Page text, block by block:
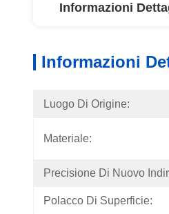
Informazioni
Informazioni
Luogo Di Origine:
Materiale:
Precisione Di Nuovo
Polacco Di Superficie: